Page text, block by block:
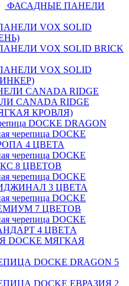
ФАСАДНЫЕ ПАНЕЛИ
VOX SOLID
VOX SOLID BRICK
VOX SOLID
CANADA RIDGE
КРОВЛЯ)
DOCKE DRAGON
черепица DOCKE
4 ЦВЕТА
черепица DOCKE
8 ЦВЕТОВ
черепица DOCKE
3 ЦВЕТА
черепица DOCKE
7 ЦВЕТОВ
черепица DOCKE
4 ЦВЕТA
МЯГКАЯ
DOCKE DRAGON 5
DOCKE ЕВРАЗИЯ 2